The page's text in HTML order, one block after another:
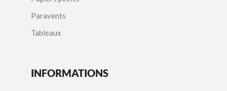
Paravents
Tableaux
INFORMATIONS